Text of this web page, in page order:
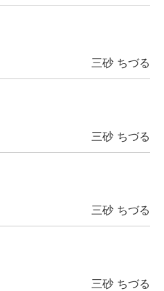
三砂 ちづる
三砂 ちづる
三砂 ちづる
三砂 ちづる